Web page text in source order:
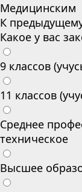
Медицинским
К
Какое у вас
9 классов
11 классов
Среднее
техническое
Высшее